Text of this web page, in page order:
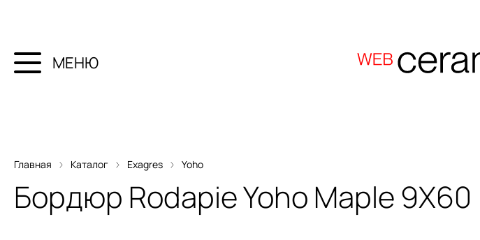
МЕНЮ
Главная Каталог Exagres Yoho
Бордюр Rodapie Yoho Maple 9X60